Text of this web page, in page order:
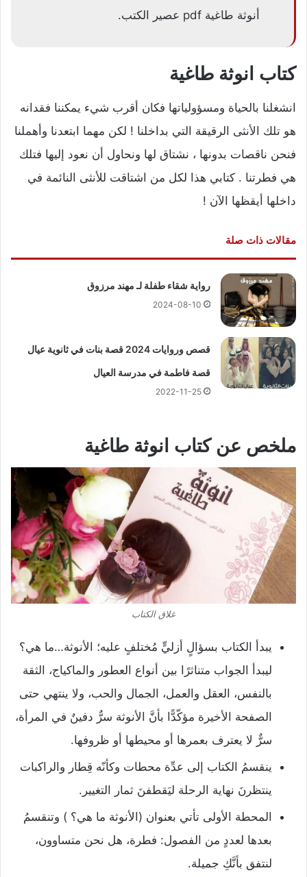
أنوثة طاغية pdf عصير الكتب.
كتاب انوثة طاغية
انشغلنا بالحياة ومسؤولياتها فكان أقرب شيء يمكننا فقدانه
هو تلك الأنثى الرقيقة التي بداخلنا ! لكن مهما ابتعدنا وأهملنا
فنحن ناقصات بدونها ، نشتاق لها ونحاول أن نعود إليها فتلك
هي فطرتنا . كتابي هذا لكل من اشتاقت للأنثى النائمة في
داخلها أيقظها الآن !
مقالات ذات صلة
رواية شقاء طفلة لـ مهند مرزوق
2024-08-10
قصص وروايات 2024 قصة بنات في ثانوية عيال
قصة فاطمة في مدرسة العيال
2022-11-25
ملخص عن كتاب انوثة طاغية
غلاق الكتاب
يبدأ الكتاب بسؤالٍ أزليٍّ مُختلفٍ عليه؛ الأنوثة…ما هي؟
ليبدأ الجواب متناثرًا بين أنواع العطور والماكياج، الثقة
بالنفس، العقل والعمل، الجمال والحب، ولا ينتهي حتى
الصفحة الأخيرة مؤكّدًّا بأنَّ الأنوثة سرٌّ دفينٌ في المرأة،
سرٌّ لا يعترف بعمرها أو محيطها أو ظروفها.
ينقسمُ الكتاب إلى عدِّة محطات وكأنّه قِطار والراكبات
ينتظرنَ نهاية الرحلة ليَقطفنَ ثمار التغيير.
المحطة الأولى تأتي بعنوان (الأنوثة ما هي؟ ) وتنقسمُ
بعدها لعددٍ من الفصول: فطرة، هل نحن متساوون،
لنتفق بأنَّكِ جميلة.